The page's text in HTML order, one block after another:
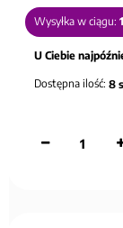
Wysyłka w ciągu:
U Ciebie
Dostępna ilość: 8